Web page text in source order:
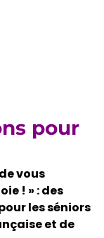
pour
vous
! » : des
les séniors
et de